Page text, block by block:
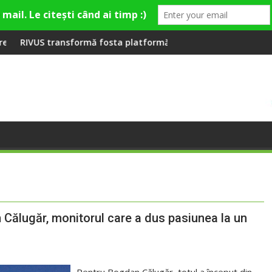
la Fashion Village
fosta platformă Carbochim într-un nou centru cultural și de
Când luna devine o
monitorul care a dus pasiunea la un